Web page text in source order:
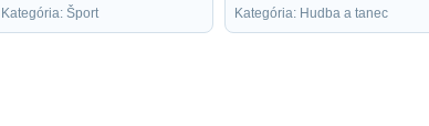
Kategória: Šport
Kategória: Hudba a tanec